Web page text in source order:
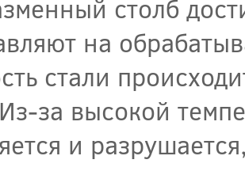
столб
на
стали
за высокой
и